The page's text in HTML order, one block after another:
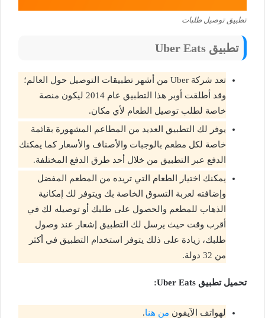
تطبيق توصيل طلبات
تطبيق Uber Eats
تعد شركة Uber من أشهر تطبيقات التوصيل حول العالم؛
وقد أطلقت أوبر هذا التطبيق عام 2014 ليكون منصة
خاصة لطلب توصيل الطعام لأي مكان.
يوفر لك التطبيق العديد من المطاعم المشهورة بقائمة
خاصة لكل مطعم بالوجبات والأصناف والأسعار كما يمكنك
الدفع عبر التطبيق من خلال أحد طرق الدفع المختلفة.
يمكنك اختيار الطعام التي تريده من المطعم المفضل
وإضافته لعربة التسوق الخاصة بك ويتوفر لك إمكانية
الذهاب للمطعم والحصول على طلبك أو توصيله لك في
أقرب وقت حيث يرسل لك التطبيق إشعار عند وصول
طلبك، زيادة على ذلك يتوفر استخدام التطبيق في أكثر
من 32 دولة.
تحميل تطبيق Uber Eats
:
لهواتف الآيفون من هنا.